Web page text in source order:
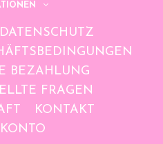
DATENSCHUTZ
BEZAHLUNG
FRAGEN
KONTAKT